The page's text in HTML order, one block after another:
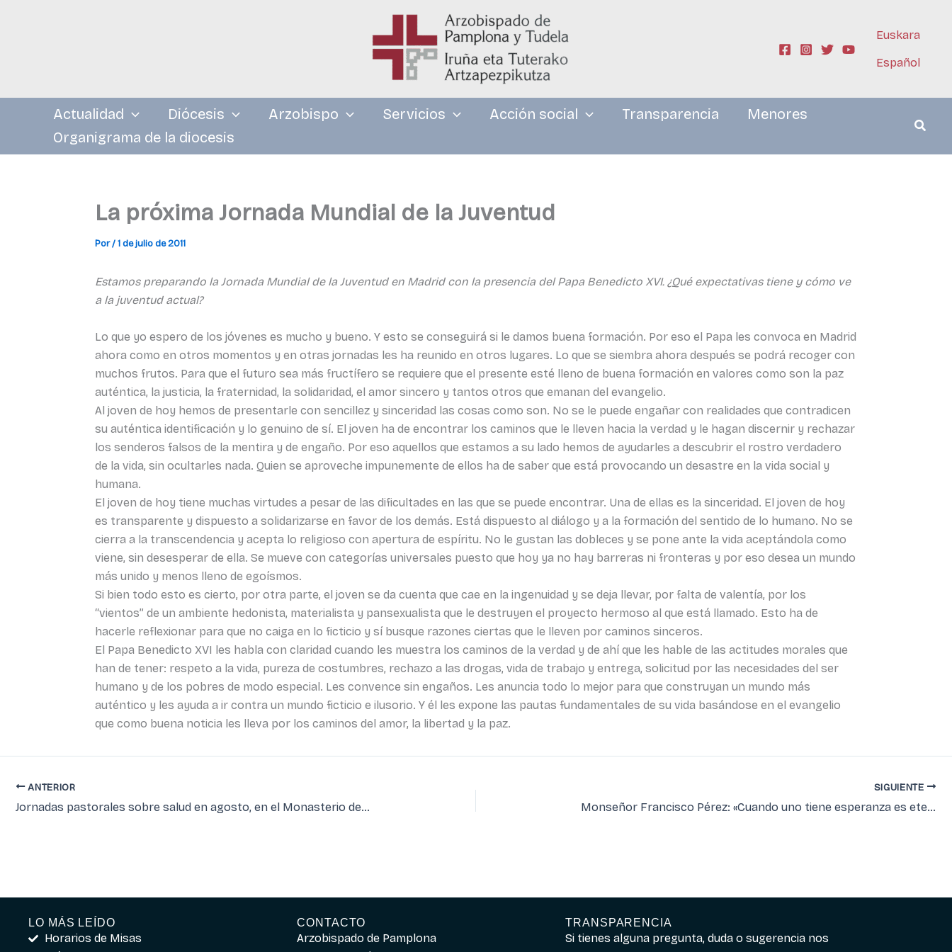
Euskara
Español
Actualidad Diócesis Arzobispo Servicios Acción social Transparencia
Menores
Organigrama de la diocesis
La próxima Jornada Mundial de la Juventud
Por/1 de julio de 2011
Estamos preparando la Jornada Mundial de la Juventud en Madrid con la presencia del Papa Benedicto XVI. ¿Qué expectativas tiene y cómo ve
a la juventud actual?
Lo que yo espero de los jóvenes es mucho y bueno. Y esto se conseguirá si le damos buena formación. Por eso el Papa les convoca en Madrid
ahora como en otros momentos y en otras jornadas les ha reunido en otros lugares. Lo que se siembra ahora después se podrá recoger con
muchos frutos. Para que el futuro sea más fructífero se requiere que el presente esté lleno de buena formación en valores como son la paz
auténtica, la justicia, la fraternidad, la solidaridad, el amor sincero y tantos otros que emanan del evangelio.
Al joven de hoy hemos de presentarle con sencillez y sinceridad las cosas como son. No se le puede engañar con realidades que contradicen
su auténtica identificación y lo genuino de sí. El joven ha de encontrar los caminos que le lleven hacia la verdad y le hagan discernir y rechazar
los senderos falsos de la mentira y de engaño. Por eso aquellos que estamos a su lado hemos de ayudarles a descubrir el rostro verdadero
de la vida, sin ocultarles nada. Quien se aproveche impunemente de ellos ha de saber que está provocando un desastre en la vida social y
humana.
El joven de hoy tiene muchas virtudes a pesar de las dificultades en las que se puede encontrar. Una de ellas es la sinceridad. El joven de hoy
es transparente y dispuesto a solidarizarse en favor de los demás. Está dispuesto al diálogo y a la formación del sentido de lo humano. No se
cierra a la transcendencia y acepta lo religioso con apertura de espíritu. No le gustan las dobleces y se pone ante la vida aceptándola como
viene, sin desesperar de ella. Se mueve con categorías universales puesto que hoy ya no hay barreras ni fronteras y por eso desea un mundo
más unido y menos lleno de egoísmos.
Si bien todo esto es cierto, por otra parte, el joven se da cuenta que cae en la ingenuidad y se deja llevar, por falta de valentía, por los
“vientos” de un ambiente hedonista, materialista y pansexualista que le destruyen el proyecto hermoso al que está llamado. Esto ha de
hacerle reflexionar para que no caiga en lo ficticio y sí busque razones ciertas que le lleven por caminos sinceros.
El Papa Benedicto XVI les habla con claridad cuando les muestra los caminos de la verdad y de ahí que les hable de las actitudes morales que
han de tener: respeto a la vida, pureza de costumbres, rechazo a las drogas, vida de trabajo y entrega, solicitud por las necesidades del ser
humano y de los pobres de modo especial. Les convence sin engaños. Les anuncia todo lo mejor para que construyan un mundo más
auténtico y les ayuda a ir contra un mundo ficticio e ilusorio. Y él les expone las pautas fundamentales de su vida basándose en el evangelio
que como buena noticia les lleva por los caminos del amor, la libertad y la paz.
ANTERIOR
Jornadas pastorales sobre salud en agosto, en el Monasterio de Iranzu
SIGUIENTE
Monseñor Francisco Pérez: «Cuando uno tiene esperanza es eternamente joven»
LO MÁS LEÍDO
Horarios de Misas
CONTACTO
Arzobispado de Pamplona
TRANSPARENCIA
Si tienes alguna pregunta, duda o sugerencia nos